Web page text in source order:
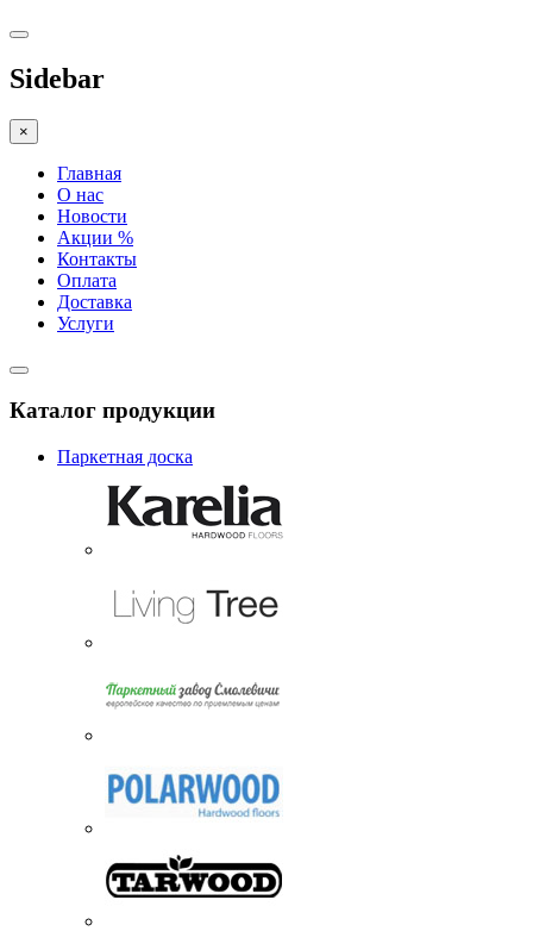
Sidebar
×
Главная
О нас
Новости
Акции %
Контакты
Оплата
Доставка
Услуги
Каталог продукции
Паркетная доска